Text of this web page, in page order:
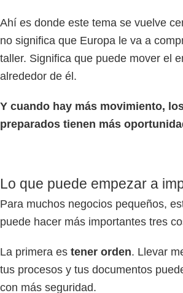
Ahí es donde este tema se vuelve
no significa que Europa le va a
taller. Significa que puede mover el
alrededor de él.
Y cuando hay más movimiento,
preparados tienen más
Lo que puede empezar a
Para muchos negocios pequeños,
puede hacer más importantes tres
La primera es tener orden. Llevar
tus procesos y tus documentos
con más seguridad.